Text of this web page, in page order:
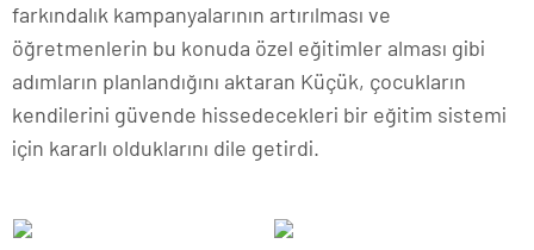
farkındalık kampanyalarının artırılması ve
öğretmenlerin bu konuda özel eğitimler alması gibi
adımların planlandığını aktaran Küçük, çocukların
kendilerini güvende hissedecekleri bir eğitim sistemi
için kararlı olduklarını dile getirdi.